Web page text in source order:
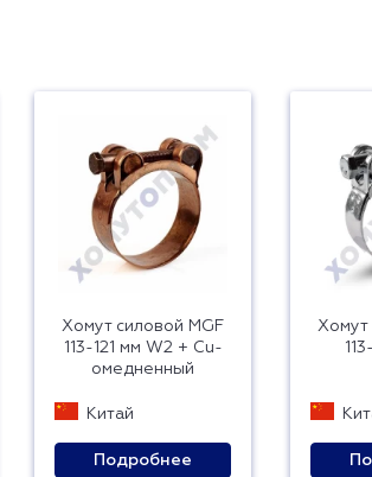
Хомут силовой MGF
113-121 мм W2 + Cu-
омедненный
Китай
Подробнее
Хомут